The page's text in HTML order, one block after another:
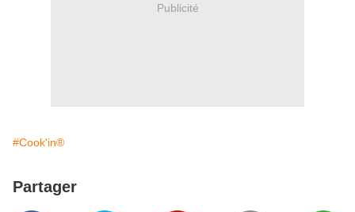
Publicité
#Cook'in®
Partager